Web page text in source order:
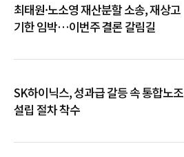
최태원·노소영 재산분할 소송, 재상고
기한 임박…이번주 결론 갈림길
SK하이닉스, 성과급 갈등 속 통합노조
설립 절차 착수